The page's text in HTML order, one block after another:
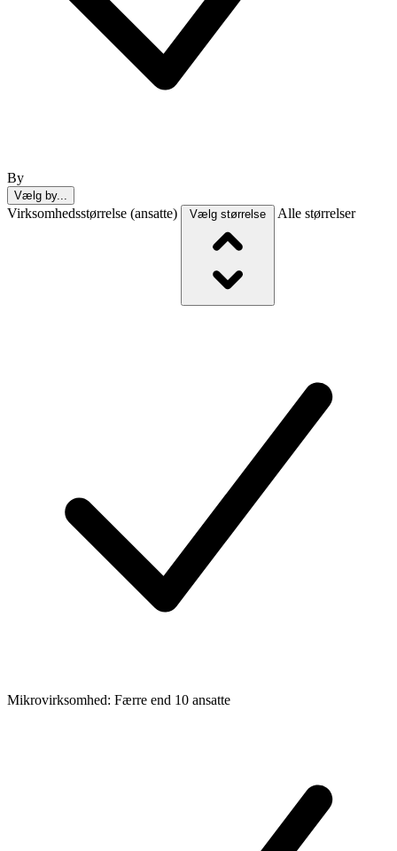
By
Vælg by...
Virksomhedsstørrelse (ansatte) Vælg størrelse Alle størrelser
Mikrovirksomhed: Færre end 10 ansatte